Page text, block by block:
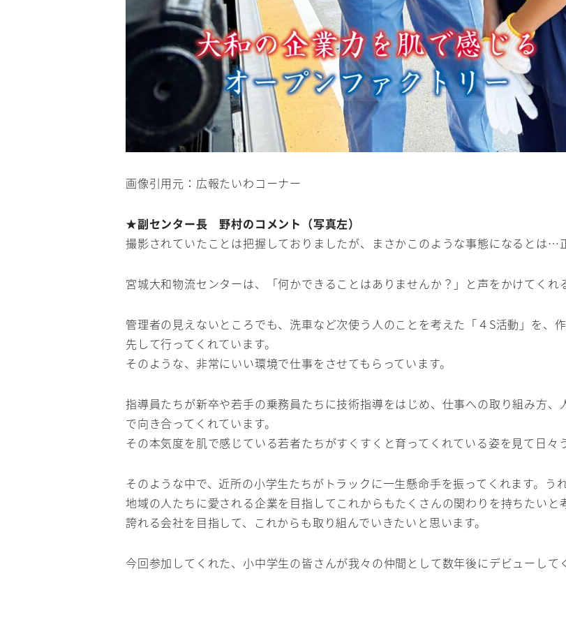
画像引用元：広報たいわコーナー
★副センター長 野村のコメント（写真左）
撮影されていたことは把握しておりましたが、まさかこのような事態になるとは…
宮城大和物流センターは、「何かできることはありませんか？」と声をかけてくれ
管理者の見えないところでも、洗車など次使う人のことを考えた「４S活動」を、
先して行ってくれています。
そのような、非常にいい環境で仕事をさせてもらっています。
指導員たちが新卒や若手の乗務員たちに技術指導をはじめ、仕事への取り組み方
で向き合ってくれています。
その本気度を肌で感じている若者たちがすくすくと育ってくれている姿を見て日々
そのような中で、近所の小学生たちがトラックに一生懸命手を振ってくれます。う
地域の人たちに愛される企業を目指してこれからもたくさんの関わりを持ちたい
誇れる会社を目指して、これからも取り組んでいきたいと思います。
今回参加してくれた、小中学生の皆さんが我々の仲間として数年後にデビューして